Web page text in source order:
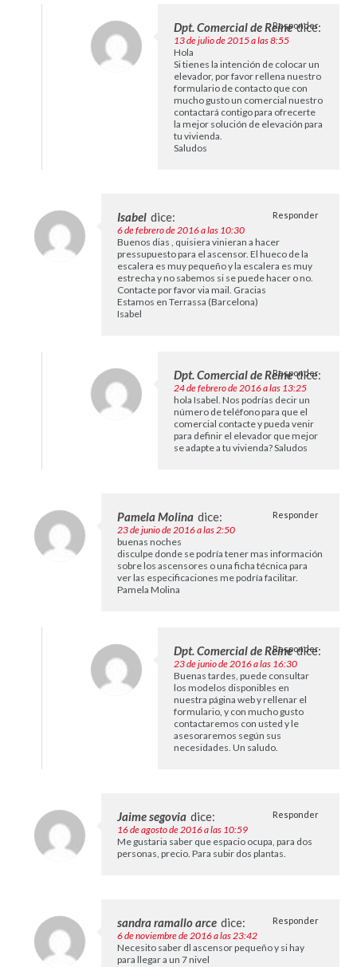
Dpt. Comercial de Reine dice:
13 de julio de 2015 a las 8:55
Hola
Si tienes la intención de colocar un
elevador, por favor rellena nuestro
formulario de contacto que con
mucho gusto un comercial nuestro
contactará contigo para ofrecerte
la mejor solución de elevación para
tu vivienda.
Saludos
Responder
Isabel dice:
6 de febrero de 2016 a las 10:30
Buenos dias , quisiera vinieran a hacer
pressupuesto para el ascensor. El hueco de la
escalera es muy pequeño y la escalera es muy
estrecha y no sabemos si se puede hacer o no.
Contacte por favor via mail. Gracias
Estamos en Terrassa (Barcelona)
Isabel
Responder
Dpt. Comercial de Reine dice:
24 de febrero de 2016 a las 13:25
hola Isabel. Nos podrías decir un
número de teléfono para que el
comercial contacte y pueda venir
para definir el elevador que mejor
se adapte a tu vivienda? Saludos
Responder
Pamela Molina dice:
23 de junio de 2016 a las 2:50
buenas noches
disculpe donde se podría tener mas información
sobre los ascensores o una ficha técnica para
ver las especificaciones me podría facilitar.
Pamela Molina
Responder
Dpt. Comercial de Reine dice:
23 de junio de 2016 a las 16:30
Buenas tardes, puede consultar
los modelos disponibles en
nuestra página web y rellenar el
formulario, y con mucho gusto
contactaremos con usted y le
asesoraremos según sus
necesidades. Un saludo.
Responder
Jaime segovia dice:
16 de agosto de 2016 a las 10:59
Me gustaria saber que espacio ocupa, para dos
personas, precio. Para subir dos plantas.
Responder
sandra ramallo arce dice:
6 de noviembre de 2016 a las 23:42
Necesito saber dl ascensor pequeño y si hay
para llegar a un 7 nivel
Responder